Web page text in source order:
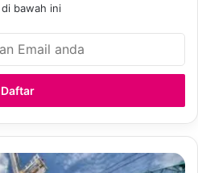
bawah ini